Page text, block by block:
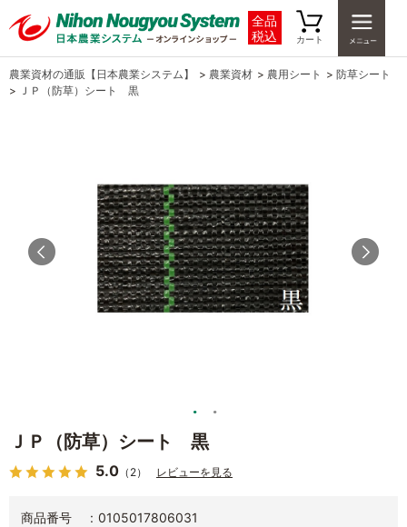
全品
税込
カート
農業資材の通販【日本農業システム】 > 農業資材 > 農用シート > 防草シート
>
ＪＰ（防草）シート 黒
ＪＰ（防草）シート 黒
5.0 （2） レビューを見る
商品番号
0105017806031